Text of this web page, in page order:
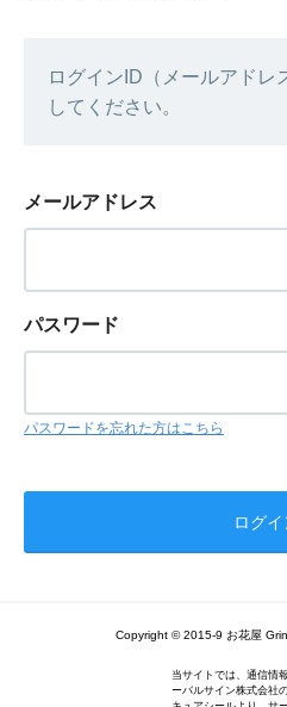
ログインID（メールアドレ
してください。
メールアドレス
パスワード
パスワードを忘れた方はこちら
Copyright © 2015-9 お花屋
当サイトでは、通信情
ーバルサイン株式会社